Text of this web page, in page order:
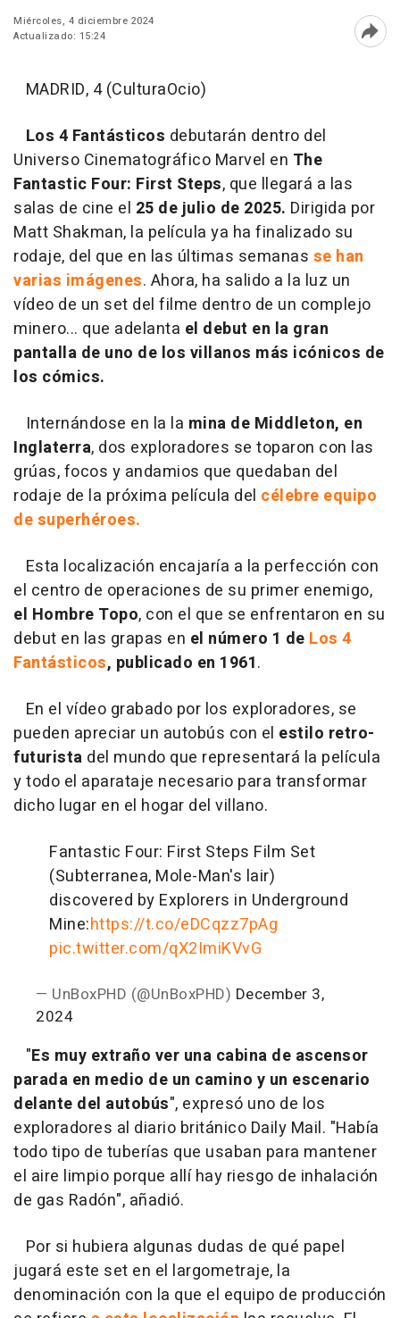
Miércoles, 4 diciembre 2024
Actualizado: 15:24
MADRID, 4 (CulturaOcio)
Los 4 Fantásticos debutarán dentro del
Universo Cinematográfico Marvel en The
Fantastic Four: First Steps, que llegará a las
salas de cine el 25 de julio de 2025. Dirigida por
Matt Shakman, la película ya ha finalizado su
rodaje, del que en las últimas semanas se han
varias imágenes. Ahora, ha salido a la luz un
vídeo de un set del filme dentro de un complejo
minero... que adelanta el debut en la gran
pantalla de uno de los villanos más icónicos de
los cómics.
Internándose en la la mina de Middleton, en
Inglaterra, dos exploradores se toparon con las
grúas, focos y andamios que quedaban del
rodaje de la próxima película del célebre equipo
de superhéroes.
Esta localización encajaría a la perfección con
el centro de operaciones de su primer enemigo,
el Hombre Topo, con el que se enfrentaron en su
debut en las grapas en el número 1 de Los 4
Fantásticos, publicado en 1961.
En el vídeo grabado por los exploradores, se
pueden apreciar un autobús con el estilo retro-
futurista del mundo que representará la película
y todo el aparataje necesario para transformar
dicho lugar en el hogar del villano.
Fantastic Four: First Steps Film Set
(Subterranea, Mole-Man's lair)
discovered by Explorers in Underground
Mine:https://t.co/eDCqzz7pAg
pic.twitter.com/qX2ImiKVvG
— UnBoxPHD (@UnBoxPHD) December 3,
2024
"Es muy extraño ver una cabina de ascensor
parada en medio de un camino y un escenario
delante del autobús", expresó uno de los
exploradores al diario británico Daily Mail. "Había
todo tipo de tuberías que usaban para mantener
el aire limpio porque allí hay riesgo de inhalación
de gas Radón", añadió.
Por si hubiera algunas dudas de qué papel
jugará este set en el largometraje, la
denominación con la que el equipo de producción